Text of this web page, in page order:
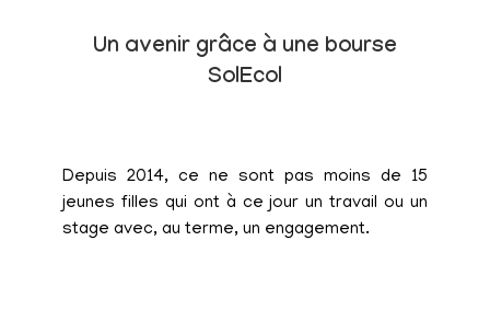
Un avenir grâce à une bourse
SolEcol
Depuis 2014, ce ne sont pas moins de 15
jeunes filles qui ont à ce jour un travail ou un
stage avec, au terme, un engagement.